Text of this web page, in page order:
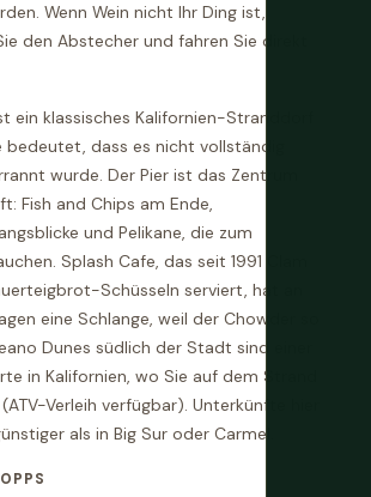
Wenn Wein nicht Ihr Ding ist,
den Abstecher und fahren Sie direkt
ein klassisches Kalifornien-Stranddorf
dass es nicht vollständig
wurde. Der Pier ist das Zentrum
Fish and Chips am Ende,
und Pelikane, die zum
Splash Cafe, das seit 1991 Clam
Schüsseln serviert, hat an
eine Schlange, weil der Chowder so
Dunes südlich der Stadt sind einer
in Kalifornien, wo Sie auf dem Strand
Verleih verfügbar). Unterkünfte hier
als in Big Sur oder Carmel.